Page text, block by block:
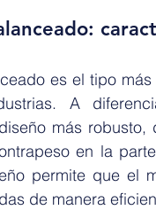
es el tipo
A
más
en la
permite que el
de manera